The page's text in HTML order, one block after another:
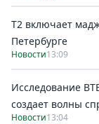
Т2 включает
Петербурге
Новости13:09
Исследование
создает волны
Новости13:04